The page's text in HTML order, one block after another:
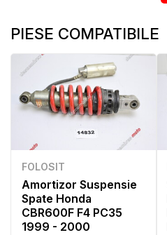
PIESE COMPATIBILE
FOLOSIT
Amortizor Suspensie
Spate Honda
CBR600F F4 PC35
1999 - 2000